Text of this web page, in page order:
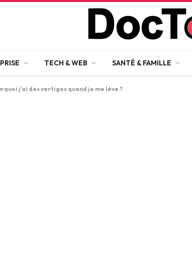
TECH & WEB SANTÉ & FAMILLE
j’ai des vertiges quand je me lève ?